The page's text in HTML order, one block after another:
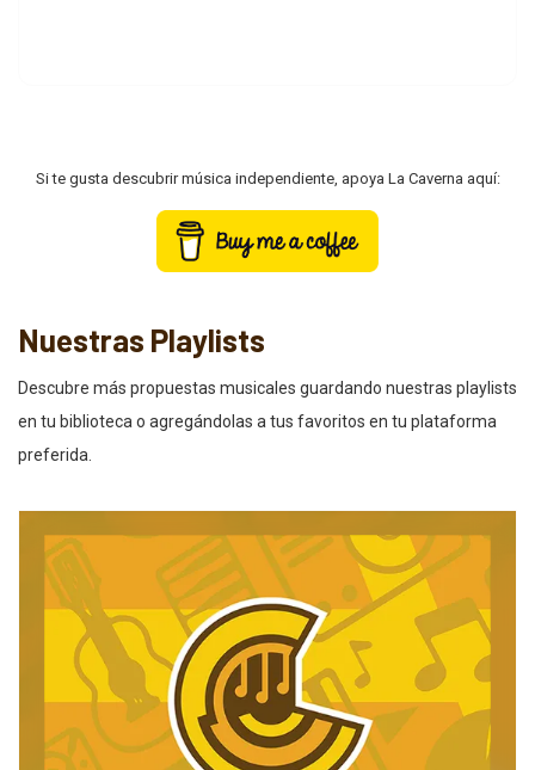
Si te gusta descubrir música independiente, apoya La Caverna aquí:
Nuestras Playlists
Descubre más propuestas musicales guardando nuestras playlists
en tu biblioteca o agregándolas a tus favoritos en tu plataforma
preferida.